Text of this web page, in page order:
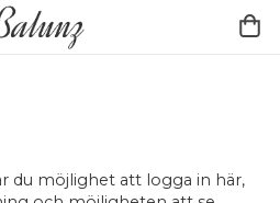
du möjlighet att logga in här,